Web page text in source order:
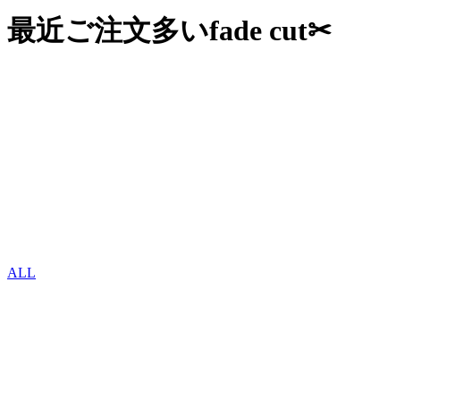
最近ご注文多いfade cut✂
ALL